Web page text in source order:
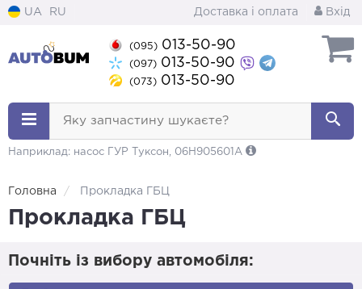
UA RU Доставка і оплата Вхід
(095) 013-50-90
(097) 013-50-90
(073) 013-50-90
Яку запчастину шукаєте?
Наприклад: насос ГУР Туксон, 06H905601A
Головна Прокладка ГБЦ
Прокладка ГБЦ
Почніть із вибору автомобіля: